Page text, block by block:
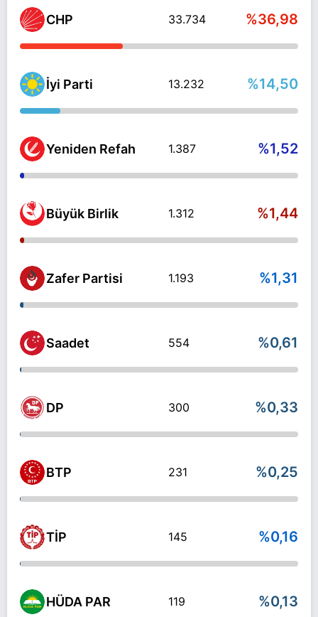
CHP 33.734 %36,98
İyi Parti 13.232 %14,50
Yeniden Refah 1.387 %1,52
Büyük Birlik 1.312 %1,44
Zafer Partisi 1.193 %1,31
Saadet 554 %0,61
DP 300 %0,33
BTP 231 %0,25
TİP 145 %0,16
HÜDA PAR 119 %0,13